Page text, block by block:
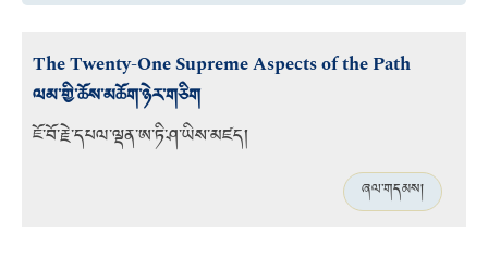
The Twenty-One Supreme Aspects of the Path
ལམ་གྱི་ཆོས་མཆོག་ཉེར་གཅིག
ཇོ་བོ་རྗེ་དཔལ་ལྡན་ཨ་ཏི་ཤ་ཡིས་མཛད།
ཞལ་གདམས།